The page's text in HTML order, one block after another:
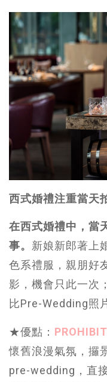
西式婚禮注重當天
在西式婚禮中，當
事。 新娘新郎著上
色系禮服，親朋好
影，機會只此一次
比Pre-Wedding照
★優點：
懷舊浪漫氣氛，攞
pre-wedding，直